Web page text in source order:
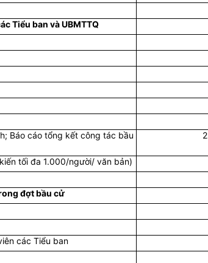
Tiểu ban và UBMTTQ
Báo cáo tổng kết công tác bầu
tối đa 1.000/người/ văn bản)
đợt bầu cử
các Tiểu ban